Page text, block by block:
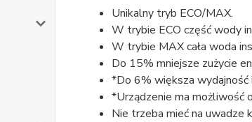
Unikalny tryb ECO/MAX.
W trybie ECO część wody
W trybie MAX cała woda
Do 15% mniejsze zużycie
*Do 6% większa wydajność
*Urządzenie ma możliwość
Nie trzeba mieć na uwadze